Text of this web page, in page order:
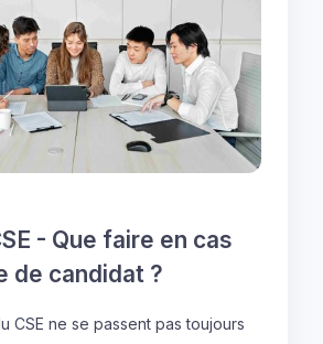
- Que faire en cas
de candidat ?
CSE ne se passent pas toujours